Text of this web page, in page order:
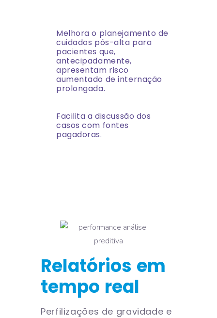
Melhora o planejamento de
cuidados pós-alta para
pacientes que,
antecipadamente,
apresentam risco
aumentado de internação
prolongada.
Facilita a discussão dos
casos com fontes
pagadoras.
Relatórios em
tempo real
Perfilizações de gravidade e